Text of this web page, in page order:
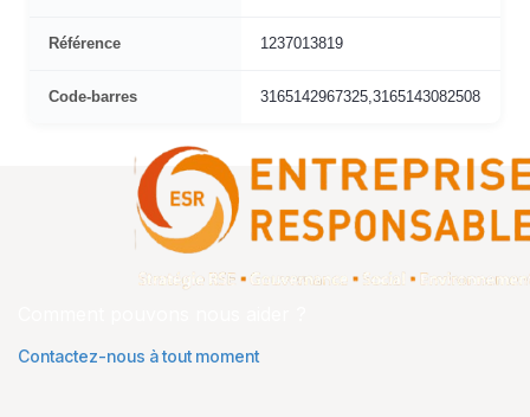
Référence 1237013819
Code-barres 3165142967325,3165143082508
Contactez-nous à tout moment